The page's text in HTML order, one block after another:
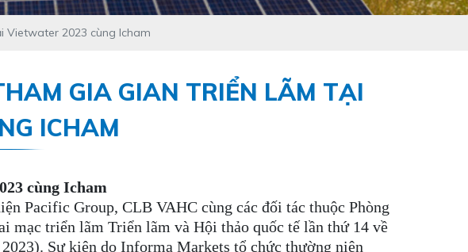
Vietwater 2023 cùng Icham
GIA GIAN TRIỂN LÃM TẠI
ICHAM
cùng Icham
Pacific Group, CLB VAHC cùng các đối tác thuộc Phòng
mạc triển lãm Triển lãm và Hội thảo quốc tế lần thứ 14 về
Sự kiện do Informa Markets tổ chức thường niên